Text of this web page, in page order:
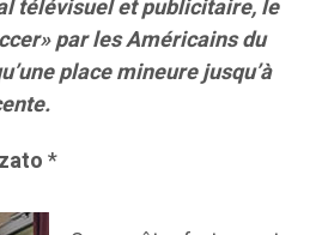
télévisuel et publicitaire, le
par les Américains du
place mineure jusqu’à
*